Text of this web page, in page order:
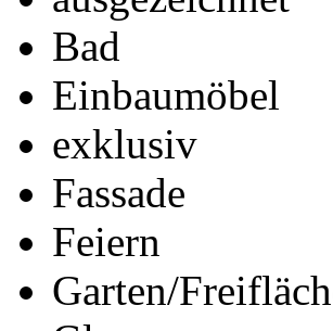
Bad
Einbaumöbel
exklusiv
Fassade
Feiern
Garten/